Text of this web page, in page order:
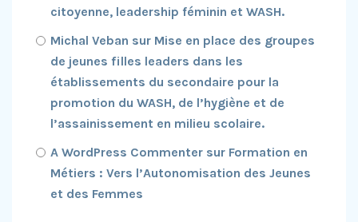
citoyenne, leadership féminin et WASH.
Michal Veban sur Mise en place des groupes
de jeunes filles leaders dans les
établissements du secondaire pour la
promotion du WASH, de l’hygiène et de
l’assainissement en milieu scolaire.
A WordPress Commenter sur Formation en
Métiers : Vers l’Autonomisation des Jeunes
et des Femmes